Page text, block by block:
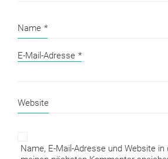
Name *
E-Mail-Adresse *
Website
Name, E-Mail-Adresse und Website